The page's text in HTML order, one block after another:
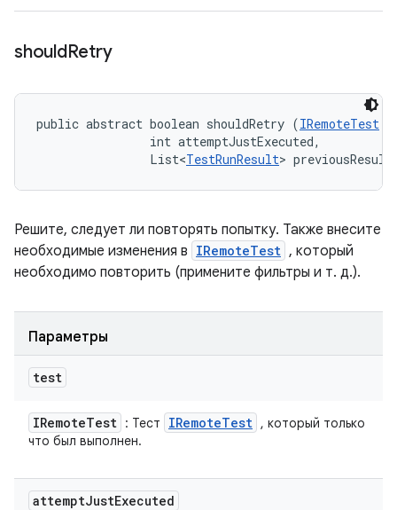
shouldRetry
public abstract boolean shouldRetry (IRemoteTest
                int attemptJustExecuted,
                List<
TestRunResult>
Решите, следует ли повторять попытку. Также внесите
необходимые изменения в IRemoteTest , который
необходимо повторить (примените фильтры и т. д.).
Параметры
test
IRemoteTest : Тест IRemoteTest , который только
что был выполнен.
attemptJustExecuted